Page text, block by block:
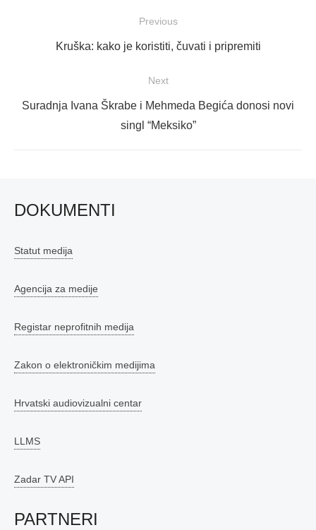
objava
Previous
Previous
Kruška: kako je koristiti, čuvati i pripremiti
Next
Next
Suradnja Ivana Škrabe i Mehmeda Begića donosi novi
singl “Meksiko”
DOKUMENTI
Statut medija
Agencija za medije
Registar neprofitnih medija
Zakon o elektroničkim medijima
Hrvatski audiovizualni centar
LLMS
Zadar TV API
PARTNERI